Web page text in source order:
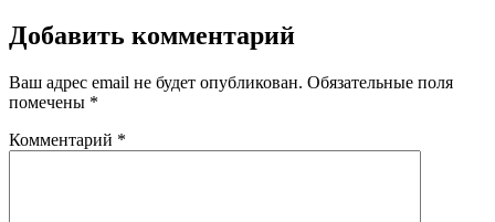
Добавить комментарий
Ваш адрес email не будет опубликован. Обязательные поля
помечены *
Комментарий *